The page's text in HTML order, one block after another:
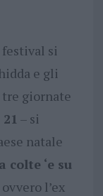
si
e gli
giornate
– si
natale
colte ‘e su
ovvero l’ex